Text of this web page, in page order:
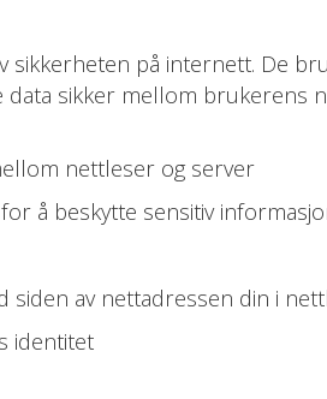
sikkerheten på internett. De
sikker mellom brukerens
nettleser og server
å beskytte sensitiv
siden av nettadressen din i
identitet